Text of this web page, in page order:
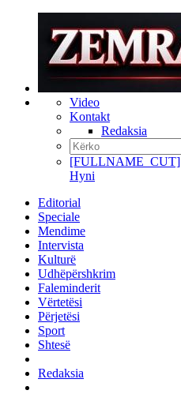
Video
Kontakt
Redaksia
[FULLNAME_CUT]
Hyni
Editorial
Speciale
Mendime
Intervista
Kulturë
Udhëpërshkrim
Faleminderit
Vërtetësi
Përjetësi
Sport
Shtesë
Redaksia